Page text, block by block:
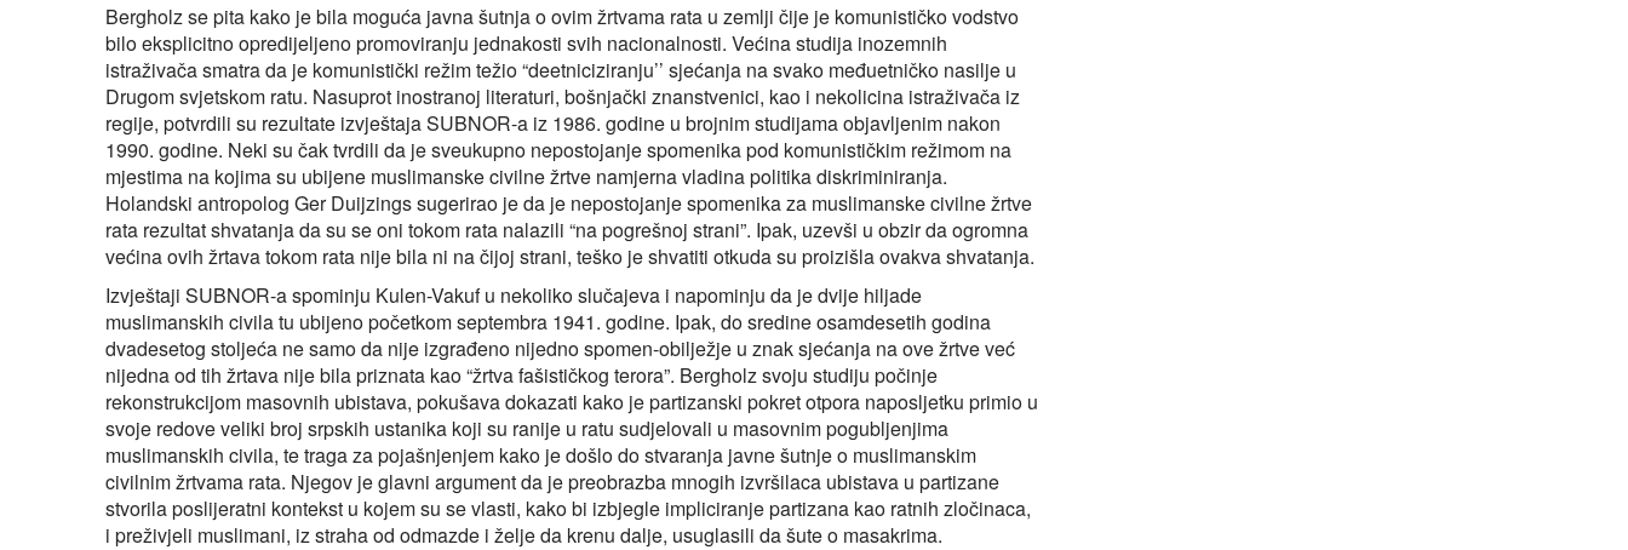
Bergholz se pita kako je bila moguća javna šutnja o ovim žrtvama rata u zemlji čije je komunističko vodstvo
bilo eksplicitno opredijeljeno promoviranju jednakosti svih nacionalnosti. Većina studija inozemnih
istraživača smatra da je komunistički režim težio “deetniciziranju’’ sjećanja na svako međuetničko nasilje u
Drugom svjetskom ratu. Nasuprot inostranoj literaturi, bošnjački znanstvenici, kao i nekolicina istraživača iz
regije, potvrdili su rezultate izvještaja SUBNOR-a iz 1986. godine u brojnim studijama objavljenim nakon
1990. godine. Neki su čak tvrdili da je sveukupno nepostojanje spomenika pod komunističkim režimom na
mjestima na kojima su ubijene muslimanske civilne žrtve namjerna vladina politika diskriminiranja.
Holandski antropolog Ger Duijzings sugerirao je da je nepostojanje spomenika za muslimanske civilne žrtve
rata rezultat shvatanja da su se oni tokom rata nalazili “na pogrešnoj strani”. Ipak, uzevši u obzir da ogromna
većina ovih žrtava tokom rata nije bila ni na čijoj strani, teško je shvatiti otkuda su proizišla ovakva shvatanja.
Izvještaji SUBNOR-a spominju Kulen-Vakuf u nekoliko slučajeva i napominju da je dvije hiljade
muslimanskih civila tu ubijeno početkom septembra 1941. godine. Ipak, do sredine osamdesetih godina
dvadesetog stoljeća ne samo da nije izgrađeno nijedno spomen-obilježje u znak sjećanja na ove žrtve već
nijedna od tih žrtava nije bila priznata kao “žrtva fašističkog terora”. Bergholz svoju studiju počinje
rekonstrukcijom masovnih ubistava, pokušava dokazati kako je partizanski pokret otpora naposljetku primio u
svoje redove veliki broj srpskih ustanika koji su ranije u ratu sudjelovali u masovnim pogubljenjima
muslimanskih civila, te traga za pojašnjenjem kako je došlo do stvaranja javne šutnje o muslimanskim
civilnim žrtvama rata. Njegov je glavni argument da je preobrazba mnogih izvršilaca ubistava u partizane
stvorila poslijeratni kontekst u kojem su se vlasti, kako bi izbjegle impliciranje partizana kao ratnih zločinaca,
i preživjeli muslimani, iz straha od odmazde i želje da krenu dalje, usuglasili da šute o masakrima.